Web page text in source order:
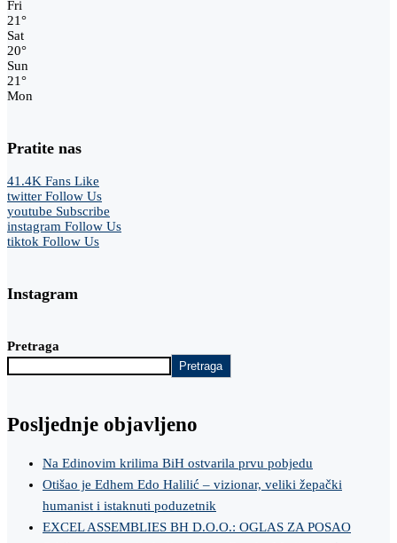
Fri
21°
Sat
20°
Sun
21°
Mon
Pratite nas
41.4K Fans Like
twitter Follow Us
youtube Subscribe
instagram Follow Us
tiktok Follow Us
Instagram
Pretraga
Pretraga
Posljednje objavljeno
Na Edinovim krilima BiH ostvarila prvu pobjedu
Otišao je Edhem Edo Halilić – vizionar, veliki žepački
humanist i istaknuti poduzetnik
EXCEL ASSEMBLIES BH D.O.O.: OGLAS ZA POSAO